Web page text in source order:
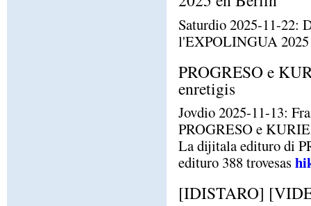
Saturdio 2025-11-22:
l'EXPOLINGUA 2025
PROGRESO e
enretigis
Jovdio 2025-11-13:
PROGRESO e
La dijitala edituro di
edituro 388 trovesas
[IDISTARO]